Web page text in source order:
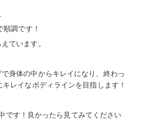
調です！
ています。
身体の中からキレイになり、終わっ
レイなボディラインを目指します！
です！良かったら見てみてください